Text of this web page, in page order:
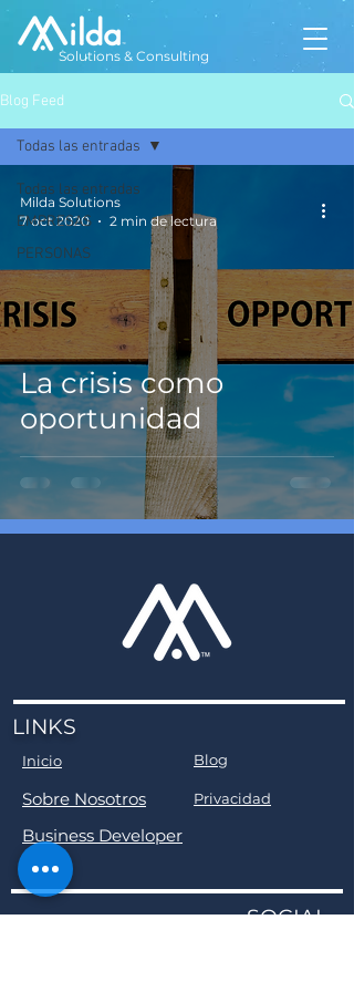
Solutions & Consulting
Blog Feed
Todas las entradas
EMPRESAS
PERSONAS
Todas las entradas
La crisis como
oportunidad
Milda Solutions
7 oct 2020
2 min de lectura
LINKS
Inicio Blog
Sobre Nosotros Privacidad
Business Developer
SOCIAL